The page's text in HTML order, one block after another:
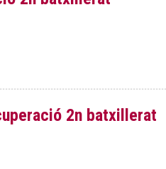
2n batxillerat